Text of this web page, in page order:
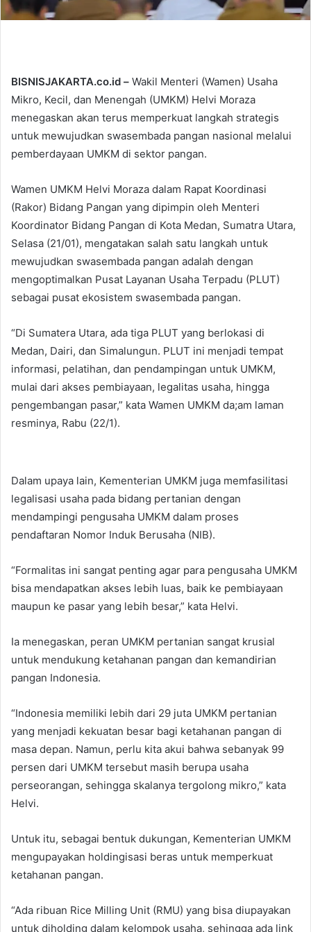
BISNISJAKARTA.co.id – Wakil Menteri (Wamen) Usaha
Mikro, Kecil, dan Menengah (UMKM) Helvi Moraza
menegaskan akan terus memperkuat langkah strategis
untuk mewujudkan swasembada pangan nasional melalui
pemberdayaan UMKM di sektor pangan.
Wamen UMKM Helvi Moraza dalam Rapat Koordinasi
(Rakor) Bidang Pangan yang dipimpin oleh Menteri
Koordinator Bidang Pangan di Kota Medan, Sumatra Utara,
Selasa (21/01), mengatakan salah satu langkah untuk
mewujudkan swasembada pangan adalah dengan
mengoptimalkan Pusat Layanan Usaha Terpadu (PLUT)
sebagai pusat ekosistem swasembada pangan.
“Di Sumatera Utara, ada tiga PLUT yang berlokasi di
Medan, Dairi, dan Simalungun. PLUT ini menjadi tempat
informasi, pelatihan, dan pendampingan untuk UMKM,
mulai dari akses pembiayaan, legalitas usaha, hingga
pengembangan pasar,” kata Wamen UMKM da;am laman
resminya, Rabu (22/1).
Dalam upaya lain, Kementerian UMKM juga memfasilitasi
legalisasi usaha pada bidang pertanian dengan
mendampingi pengusaha UMKM dalam proses
pendaftaran Nomor Induk Berusaha (NIB).
“Formalitas ini sangat penting agar para pengusaha UMKM
bisa mendapatkan akses lebih luas, baik ke pembiayaan
maupun ke pasar yang lebih besar,” kata Helvi.
Ia menegaskan, peran UMKM pertanian sangat krusial
untuk mendukung ketahanan pangan dan kemandirian
pangan Indonesia.
“Indonesia memiliki lebih dari 29 juta UMKM pertanian
yang menjadi kekuatan besar bagi ketahanan pangan di
masa depan. Namun, perlu kita akui bahwa sebanyak 99
persen dari UMKM tersebut masih berupa usaha
perseorangan, sehingga skalanya tergolong mikro,” kata
Helvi.
Untuk itu, sebagai bentuk dukungan, Kementerian UMKM
mengupayakan holdingisasi beras untuk memperkuat
ketahanan pangan.
“Ada ribuan Rice Milling Unit (RMU) yang bisa diupayakan
untuk diholding dalam kelompok usaha, sehingga ada link